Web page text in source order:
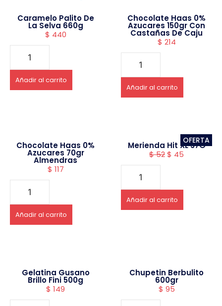
Caramelo Palito De
La Selva 660g
$ 440
Añadir al carrito
Chocolate Haas 0%
Azucares 150gr Con
Castañas De Caju
$ 214
Añadir al carrito
Chocolate Haas 0%
Azucares 70gr
Almendras
$ 117
Añadir al carrito
OFERTA
Merienda Hit XL 37G
$52$ 45
Añadir al carrito
Gelatina Gusano
Brillo Fini 500g
$ 149
Chupetin Berbulito
600gr
$ 95